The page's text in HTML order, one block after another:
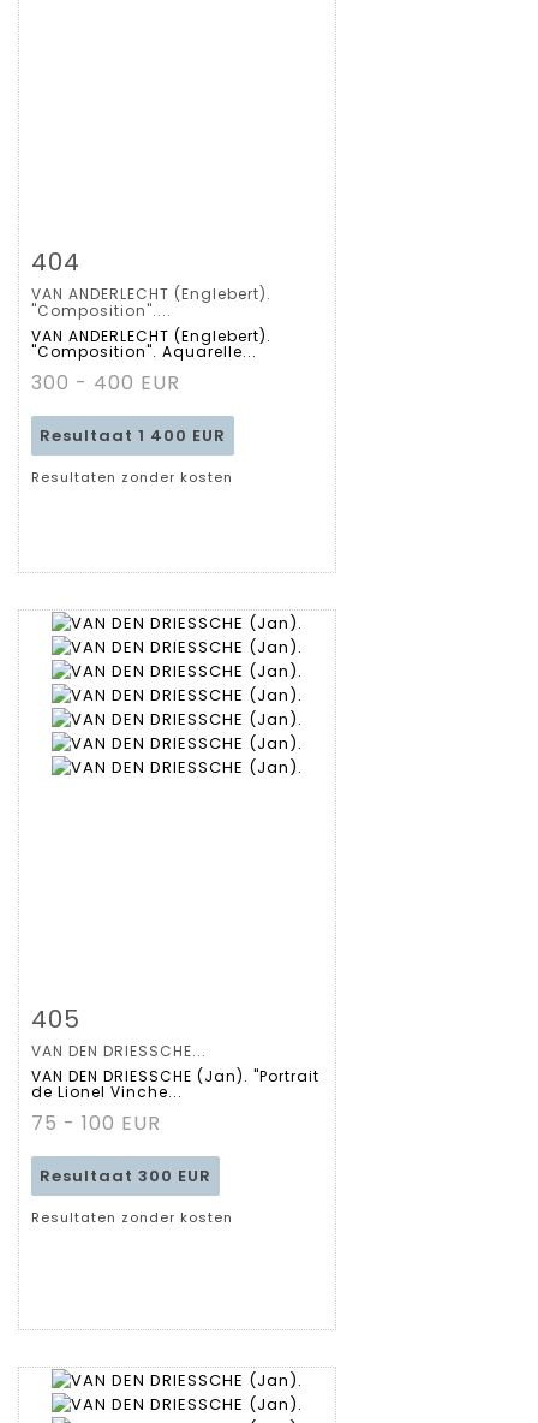
Gedetailleerde
fiche
404
VAN ANDERLECHT (Englebert).
"Composition"....
VAN ANDERLECHT (Englebert).
"Composition". Aquarelle...
300 - 400 EUR
Resultaat 1 400 EUR
Resultaten zonder kosten
Gedetailleerde
fiche
405
VAN DEN DRIESSCHE...
VAN DEN DRIESSCHE (Jan). "Portrait
de Lionel Vinche...
75 - 100 EUR
Resultaat 300 EUR
Resultaten zonder kosten